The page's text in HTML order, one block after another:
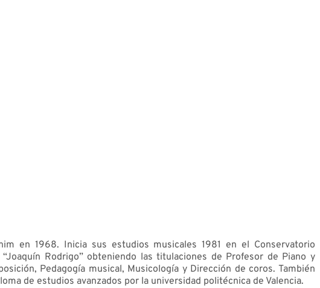
en 1968. Inicia sus estudios musicales 1981 en el Conservatorio
Rodrigo” obteniendo las titulaciones de Profesor de Piano y
Pedagogía musical, Musicología y Dirección de coros. También
de estudios avanzados por la universidad politécnica de Valencia.